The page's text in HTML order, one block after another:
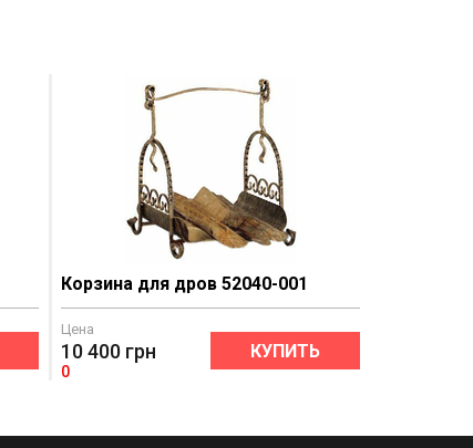
Корзина для дров 52040-001
Цена
10 400 грн
0
КУПИТЬ